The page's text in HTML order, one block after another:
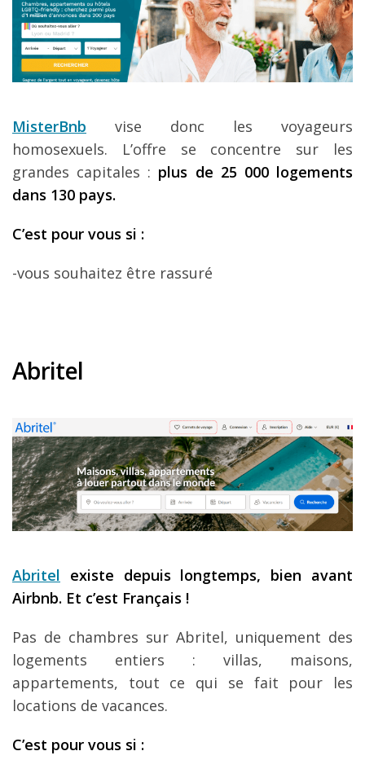
MisterBnb
vise donc les voyageurs
homosexuels. L’offre se concentre sur les
grandes capitales : plus de 25 000 logements
dans 130 pays.
C’est pour vous si :
-vous souhaitez être rassuré
Abritel
Abritel existe depuis longtemps, bien avant
Airbnb. Et c’est Français !
Pas de chambres sur Abritel, uniquement des
logements entiers : villas, maisons,
appartements, tout ce qui se fait pour les
locations de vacances.
C’est pour vous si :